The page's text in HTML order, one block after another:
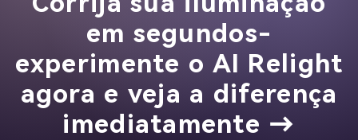
em segundos-
experimente o AI Relight
agora e veja a diferença
imediatamente →